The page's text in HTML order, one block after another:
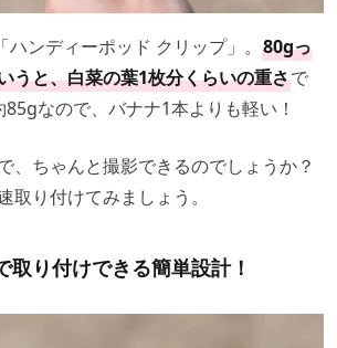
ンディーポッド クリップ」。 80gっ
うと、白菜の葉1枚分くらいの重さで
85gなので、バナナ1本よりも軽い！
、ちゃんと撮影できるのでしょうか？
り付けてみましょう。
取り付けできる簡単設計！